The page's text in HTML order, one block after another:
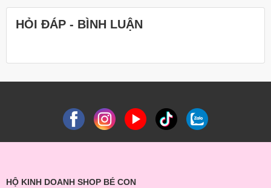
HỎI ĐÁP - BÌNH LUẬN
HỘ KINH DOANH SHOP BÉ CON